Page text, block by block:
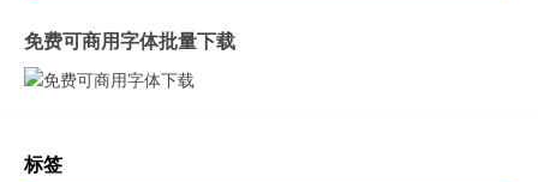
免费可商用字体批量下载
标签